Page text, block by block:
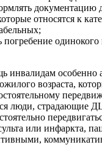
относятся к
погребение
инвалидам особенно
возраста,
люди, страдающие
или инфаркта,